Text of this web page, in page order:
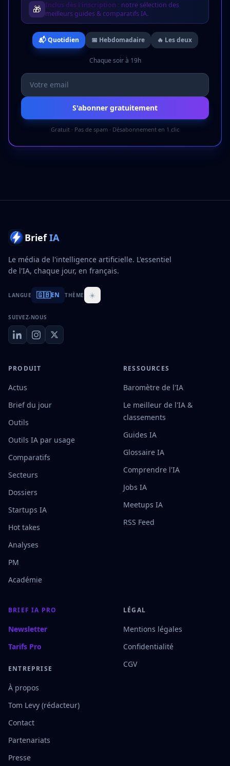
🎁 Inclus dès l'inscription : notre sélection des
meilleurs guides & comparatifs IA.
📬 Quotidien 📅 Hebdomadaire 🔥 Les deux
Chaque soir à 19h
S'abonner gratuitement
Gratuit · Pas de spam · Désabonnement en 1 clic
Brief IA
Le média de l'intelligence artificielle. L'essentiel
de l'IA, chaque jour, en français.
LANGUE 🇬🇧EN THÈME ☀️
SUIVEZ-NOUS
PRODUIT
Actus
Brief du jour
Outils
Outils IA par usage
Comparatifs
Secteurs
Dossiers
Startups IA
Hot takes
Analyses
PM
Académie
RESSOURCES
Baromètre de l'IA
Le meilleur de l'IA &
classements
Guides IA
Glossaire IA
Comprendre l'IA
Jobs IA
Meetups IA
RSS Feed
BRIEF IA PRO
Newsletter
Tarifs Pro
ENTREPRISE
À propos
Tom Levy (rédacteur)
Contact
Partenariats
Presse
LÉGAL
Mentions légales
Confidentialité
CGV